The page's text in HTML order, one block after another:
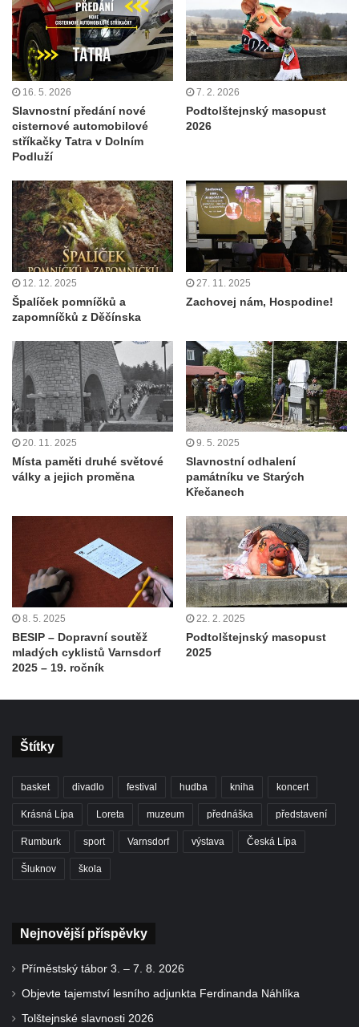
16. 5. 2026
Slavnostní předání nové
cisternové automobilové
stříkačky Tatra v Dolním
Podluží
7. 2. 2026
Podtolštejnský masopust
2026
12. 12. 2025
Špalíček pomníčků a
zapomníčků z Děčínska
27. 11. 2025
Zachovej nám, Hospodine!
20. 11. 2025
Místa paměti druhé světové
války a jejich proměna
9. 5. 2025
Slavnostní odhalení
památníku ve Starých
Křečanech
8. 5. 2025
BESIP – Dopravní soutěž
mladých cyklistů Varnsdorf
2025 – 19. ročník
22. 2. 2025
Podtolštejnský masopust
2025
Štítky
basket divadlo festival hudba kniha koncert
Krásná Lípa Loreta muzeum přednáška představení
Rumburk sport Varnsdorf výstava Česká Lípa
Šluknov škola
Nejnovější příspěvky
Příměstský tábor 3. – 7. 8. 2026
Objevte tajemství lesního adjunkta Ferdinanda Náhlíka
Tolštejnské slavnosti 2026